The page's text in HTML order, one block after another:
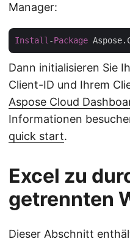
Manager:
Install-Package
Dann initialisieren Sie
Client-ID und Ihrem
Aspose Cloud
Informationen
quick start.
Excel zu
getrennten
Dieser Abschnitt